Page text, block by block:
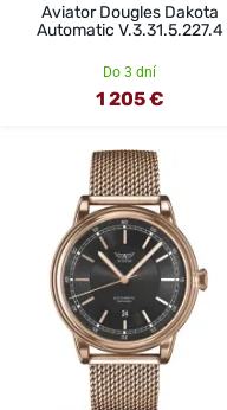
Aviator Dougles Dakota
Automatic V.3.31.5.227.4
Do 3 dní
1 205 €